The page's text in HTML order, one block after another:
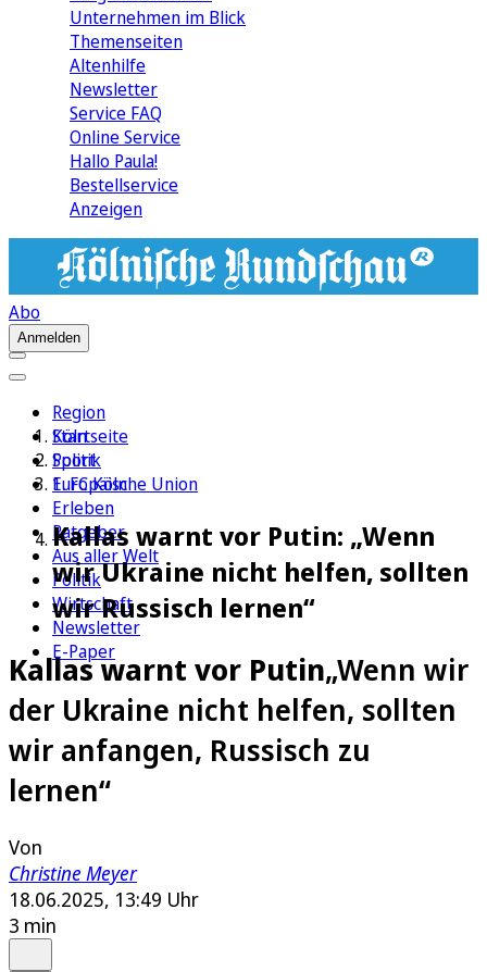
Unternehmen im Blick
Themenseiten
Altenhilfe
Newsletter
Service FAQ
Online Service
Hallo Paula!
Bestellservice
Anzeigen
Abo
Anmelden
Region
Köln
Sport
1. FC Köln
Erleben
Ratgeber
Aus aller Welt
Politik
Wirtschaft
Newsletter
E-Paper
Startseite
Politik
Europäische Union
Kallas warnt vor Putin: „Wenn
wir Ukraine nicht helfen, sollten
wir Russisch lernen“
Kallas warnt vor Putin„Wenn wir
der Ukraine nicht helfen, sollten
wir anfangen, Russisch zu
lernen“
Von
Christine Meyer
18.06.2025, 13:49 Uhr
3 min